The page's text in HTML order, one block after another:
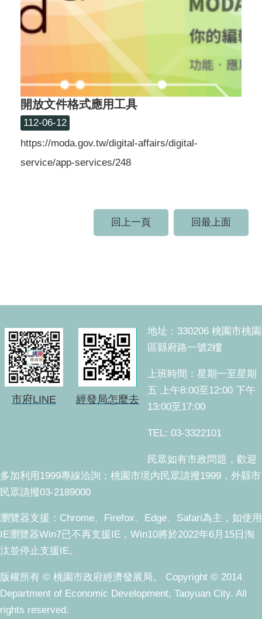
開放文件格式應用工具
112-06-12
https://moda.gov.tw/digital-affairs/digital-
service/app-services/248
回上一頁 回最上面
:::
市府LINE 經發局怎麼去
地址：330206 桃園市桃園
區縣府路一號2樓
上班時間：星期一至星期
五 上午8:00至12:00 下午
13:00至17:00
TEL: 03-3322101
民眾如有市政問題，歡迎
多加利用1999專線洽詢；桃園市境內民眾請撥1999，外縣市
民眾請撥03-2189000
瀏覽器支援：Chrome、Firefox、Edge、Safari為主，如使用
IE瀏覽器Win7已不再支援IE，Win10將於2022年6月15日淘
汰並停止支援IE。
版權所有 © 桃園市政府經濟發展局。 Copyright © 2014
Department of Economic Development, Taoyuan City. All
rights reserved.